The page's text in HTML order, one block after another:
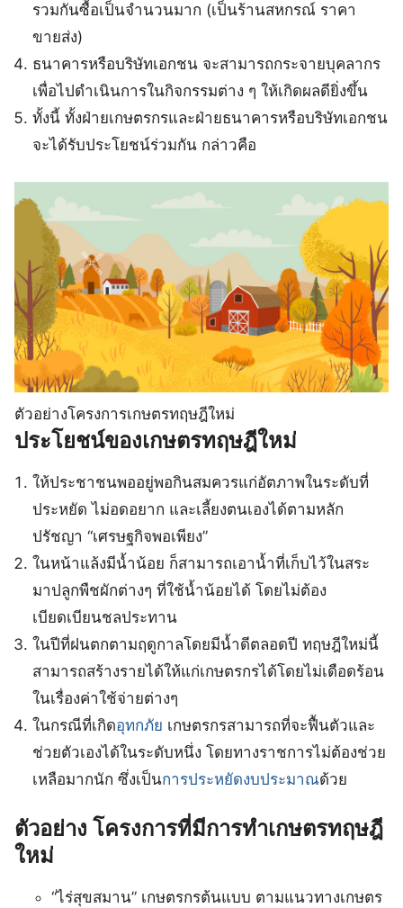
รวมกันซื้อเป็นจำนวนมาก (เป็นร้านสหกรณ์ ราคา
ขายส่ง)
ธนาคารหรือบริษัทเอกชน จะสามารถกระจายบุคลากร
เพื่อไปดำเนินการในกิจกรรมต่าง ๆ ให้เกิดผลดียิ่งขึ้น
ทั้งนี้ ทั้งฝ่ายเกษตรกรและฝ่ายธนาคารหรือบริษัทเอกชน
จะได้รับประโยชน์ร่วมกัน กล่าวคือ
ตัวอย่างโครงการเกษตรทฤษฎีใหม่
ประโยชน์ของเกษตรทฤษฎีใหม่
ให้ประชาชนพออยู่พอกินสมควรแก่อัตภาพในระดับที่
ประหยัด ไม่อดอยาก และเลี้ยงตนเองได้ตามหลัก
ปรัชญา “เศรษฐกิจพอเพียง”
ในหน้าแล้งมีน้ำน้อย ก็สามารถเอาน้ำที่เก็บไว้ในสระ
มาปลูกพืชผักต่างๆ ที่ใช้น้ำน้อยได้ โดยไม่ต้อง
เบียดเบียนชลประทาน
ในปีที่ฝนตกตามฤดูกาลโดยมีน้ำดีตลอดปี ทฤษฎีใหม่นี้
สามารถสร้างรายได้ให้แก่เกษตรกรได้โดยไม่เดือดร้อน
ในเรื่องค่าใช้จ่ายต่างๆ
ในกรณีที่เกิดอุทกภัย เกษตรกรสามารถที่จะฟื้นตัวและ
ช่วยตัวเองได้ในระดับหนึ่ง โดยทางราชการไม่ต้องช่วย
เหลือมากนัก ซึ่งเป็นการประหยัดงบประมาณด้วย
ตัวอย่าง โครงการที่มีการทำเกษตรทฤษฎี
ใหม่
“ไร่สุขสมาน” เกษตรกรต้นแบบ ตามแนวทางเกษตร